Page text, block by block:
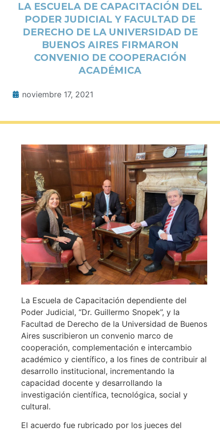
LA ESCUELA DE CAPACITACIÓN DEL
PODER JUDICIAL Y FACULTAD DE
DERECHO DE LA UNIVERSIDAD DE
BUENOS AIRES FIRMARON
CONVENIO DE COOPERACIÓN
ACADÉMICA
noviembre 17, 2021
La Escuela de Capacitación dependiente del
Poder Judicial, “Dr. Guillermo Snopek”, y la
Facultad de Derecho de la Universidad de Buenos
Aires suscribieron un convenio marco de
cooperación, complementación e intercambio
académico y científico, a los fines de contribuir al
desarrollo institucional, incrementando la
capacidad docente y desarrollando la
investigación científica, tecnológica, social y
cultural.
El acuerdo fue rubricado por los jueces del